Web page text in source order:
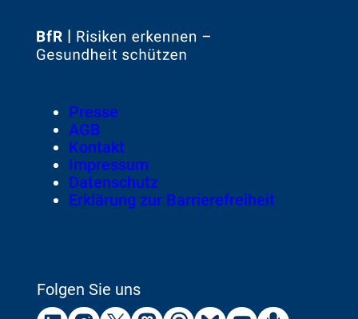
Zur
Footer
Meta-
Navigation
Presse
AGB
Kontakt
Impressum
Datenschutz
Erklärung zur Barrierefreiheit
Folgen Sie uns
ExternerExternerExternerExternerExternerExternerExternerExterner